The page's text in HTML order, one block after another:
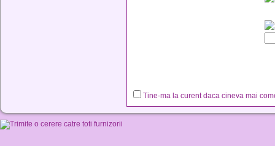
Tine-ma la curent daca cineva mai